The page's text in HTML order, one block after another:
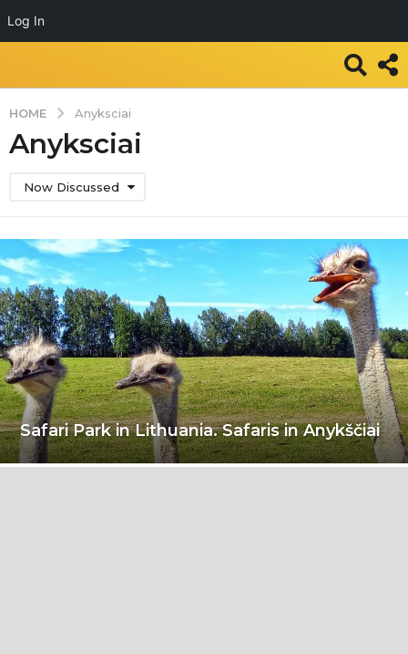
Log In
HOME Anyksciai
Anyksciai
Now Discussed
Safari Park in Lithuania. Safaris in Anykščiai